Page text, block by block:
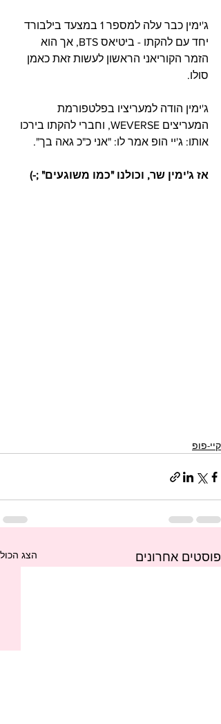
ג'ימין כבר עלה למספר 1 במצעד בילבורד
יחד עם להקתו - ביטיאס BTS, אך הוא
הזמר הקוריאני הראשון לעשות זאת כאמן
סולו.
ג'ימין הודה למעריציו בפלטפורמת
המעריצים WEVERSE, וחברי להקתו בירכו
אותו: ג'יי הופ אמר לו: "אני כ"כ גאה בך".
אז ג'ימין שר, וכולנו "כמו משוגעים" ;-)
קיי-פופ
פוסטים אחרונים הצג הכול